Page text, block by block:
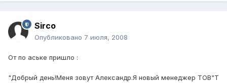
Sirco
Опубликовано 7 июля, 2008
От по аське пришло :
"Добрый день!Меня зовут Александр.Я новый менеджер ТОВ"Т